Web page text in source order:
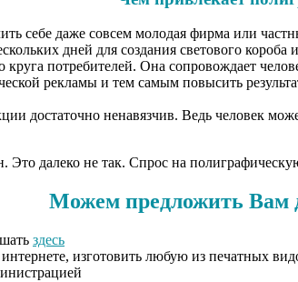
себе даже совсем молодая фирма или
дней для создания светового короба
потребителей. Она сопровождает
рекламы и тем самым повысить
достаточно ненавязчив. Ведь человек
далеко не так. Спрос на
Можем предложить Вам
здесь
изготовить любую из печатных